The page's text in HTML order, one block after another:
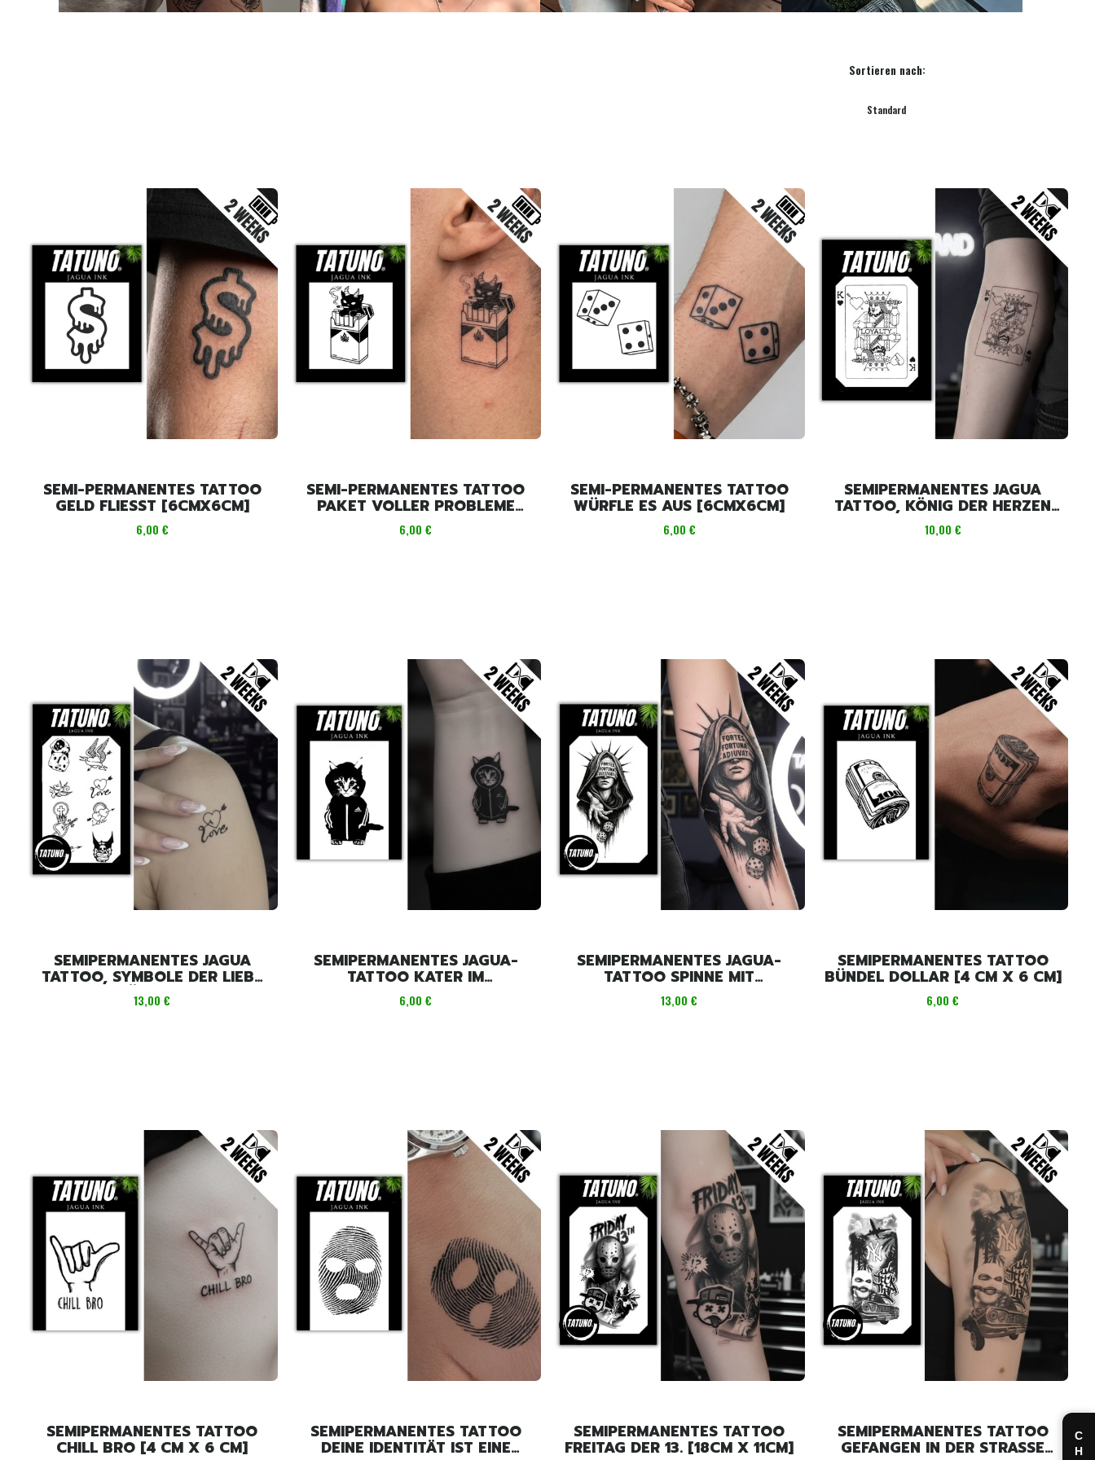
Sortieren nach:
Standard
SEMI-PERMANENTES TATTOO
GELD FLIESST [6CMX6CM]
Preis
6,00 €
SEMI-PERMANENTES TATTOO
PAKET VOLLER PROBLEME
[6CMX6CM]
Preis
6,00 €
SEMI-PERMANENTES TATTOO
WÜRFLE ES AUS [6CMX6CM]
Preis
6,00 €
SEMIPERMANENTES JAGUA
TATTOO, KÖNIG DER HERZEN
KARTE [10,5 CM X 7,5 CM]
Preis
10,00 €
SEMIPERMANENTES JAGUA
TATTOO, SYMBOLE DER LIEBE
UND DES GLÜCKS MIX [18CM X
11CM]
Preis
13,00 €
SEMIPERMANENTES JAGUA-
TATTOO KATER IM
TRAININGSANZUG [4 CM X 6
CM]
Preis
6,00 €
SEMIPERMANENTES JAGUA-
TATTOO SPINNE MIT
SPINNENNETZ [18CM X 11CM]
Preis
13,00 €
SEMIPERMANENTES TATTOO
BÜNDEL DOLLAR [4 CM X 6 CM]
Preis
6,00 €
SEMIPERMANENTES TATTOO
CHILL BRO [4 CM X 6 CM]
SEMIPERMANENTES TATTOO
DEINE IDENTITÄT IST EINE
SEMIPERMANENTES TATTOO
FREITAG DER 13. [18CM X 11CM]
SEMIPERMANENTES TATTOO
GEFANGEN IN DER STRASSE